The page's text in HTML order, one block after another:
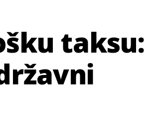
taksu: